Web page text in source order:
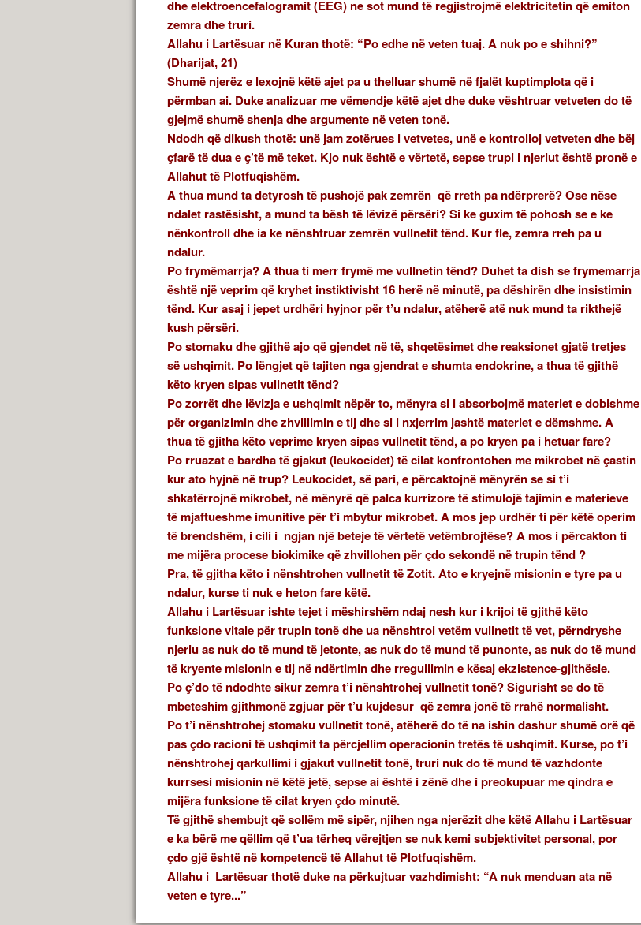
dhe elektroencefalogramit (EEG) ne sot mund të regjistrojmë elektricitetin që emiton
zemra dhe truri.
Allahu i Lartësuar në Kuran thotë: “Po edhe në veten tuaj. A nuk po e shihni?”
(Dharijat, 21)
Shumë njerëz e lexojnë këtë ajet pa u thelluar shumë në fjalët kuptimplota që i
përmban ai. Duke analizuar me vëmendje këtë ajet dhe duke vështruar vetveten do të
gjejmë shumë shenja dhe argumente në veten tonë.
Ndodh që dikush thotë: unë jam zotërues i vetvetes, unë e kontrolloj vetveten dhe bëj
çfarë të dua e ç’të më teket. Kjo nuk është e vërtetë, sepse trupi i njeriut është pronë e
Allahut të Plotfuqishëm.
A thua mund ta detyrosh të pushojë pak zemrën që rreth pa ndërprerë? Ose nëse
ndalet rastësisht, a mund ta bësh të lëvizë përsëri? Si ke guxim të pohosh se e ke
nënkontroll dhe ia ke nënshtruar zemrën vullnetit tënd. Kur fle, zemra rreh pa u
ndalur.
Po frymëmarrja? A thua ti merr frymë me vullnetin tënd? Duhet ta dish se frymemarrja
është një veprim që kryhet instiktivisht 16 herë në minutë, pa dëshirën dhe insistimin
tënd. Kur asaj i jepet urdhëri hyjnor për t’u ndalur, atëherë atë nuk mund ta rikthejë
kush përsëri.
Po stomaku dhe gjithë ajo që gjendet në të, shqetësimet dhe reaksionet gjatë tretjes
së ushqimit. Po lëngjet që tajiten nga gjendrat e shumta endokrine, a thua të gjithë
këto kryen sipas vullnetit tënd?
Po zorrët dhe lëvizja e ushqimit nëpër to, mënyra si i absorbojmë materiet e dobishme
për organizimin dhe zhvillimin e tij dhe si i nxjerrim jashtë materiet e dëmshme. A
thua të gjitha këto veprime kryen sipas vullnetit tënd, a po kryen pa i hetuar fare?
Po rruazat e bardha të gjakut (leukocidet) të cilat konfrontohen me mikrobet në çastin
kur ato hyjnë në trup? Leukocidet, së pari, e përcaktojnë mënyrën se si t’i
shkatërrojnë mikrobet, në mënyrë që palca kurrizore të stimulojë tajimin e materieve
të mjaftueshme imunitive për t’i mbytur mikrobet. A mos jep urdhër ti për këtë operim
të brendshëm, i cili i ngjan një beteje të vërtetë vetëmbrojtëse? A mos i përcakton ti
me mijëra procese biokimike që zhvillohen për çdo sekondë në trupin tënd ?
Pra, të gjitha këto i nënshtrohen vullnetit të Zotit. Ato e kryejnë misionin e tyre pa u
ndalur, kurse ti nuk e heton fare këtë.
Allahu i Lartësuar ishte tejet i mëshirshëm ndaj nesh kur i krijoi të gjithë këto
funksione vitale për trupin tonë dhe ua nënshtroi vetëm vullnetit të vet, përndryshe
njeriu as nuk do të mund të jetonte, as nuk do të mund të punonte, as nuk do të mund
të kryente misionin e tij në ndërtimin dhe rregullimin e kësaj ekzistence-gjithësie.
Po ç’do të ndodhte sikur zemra t’i nënshtrohej vullnetit tonë? Sigurisht se do të
mbeteshim gjithmonë zgjuar për t’u kujdesur që zemra jonë të rrahë normalisht.
Po t’i nënshtrohej stomaku vullnetit tonë, atëherë do të na ishin dashur shumë orë që
pas çdo racioni të ushqimit ta përcjellim operacionin tretës të ushqimit. Kurse, po t’i
nënshtrohej qarkullimi i gjakut vullnetit tonë, truri nuk do të mund të vazhdonte
kurrsesi misionin në këtë jetë, sepse ai është i zënë dhe i preokupuar me qindra e
mijëra funksione të cilat kryen çdo minutë.
Të gjithë shembujt që sollëm më sipër, njihen nga njerëzit dhe këtë Allahu i Lartësuar
e ka bërë me qëllim që t’ua tërheq vërejtjen se nuk kemi subjektivitet personal, por
çdo gjë është në kompetencë të Allahut të Plotfuqishëm.
Allahu i Lartësuar thotë duke na përkujtuar vazhdimisht: “A nuk menduan ata në
veten e tyre...”